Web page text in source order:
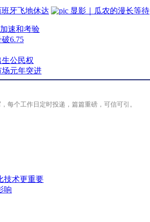
牙飞地休达 显影｜瓜农的漫长等待
速和考验
6.75
公民权
场元年突进
每个工作日定时投递，篇篇重磅，可信可引。
技术更重要
响